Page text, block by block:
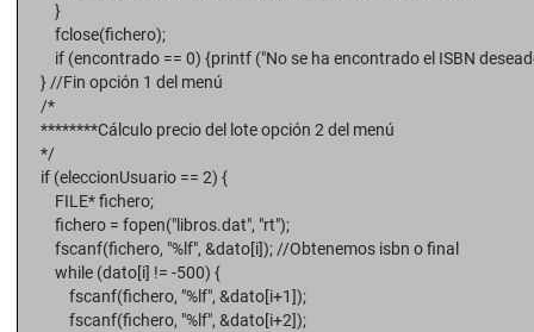
}
fclose(fichero);
if (encontrado == 0) {printf ("No se ha encontrado el ISBN
} //Fin opción 1 del menú
/*
********Cálculo precio del lote opción 2 del menú
*/
if (eleccionUsuario == 2) {
FILE* fichero;
fichero = fopen("libros.dat", "rt");
fscanf(fichero, "%lf", &dato[i]); //Obtenemos isbn o final
while (dato[i] != -500) {
fscanf(fichero, "%lf", &dato[i+1]);
fscanf(fichero, "%lf", &dato[i+2]);